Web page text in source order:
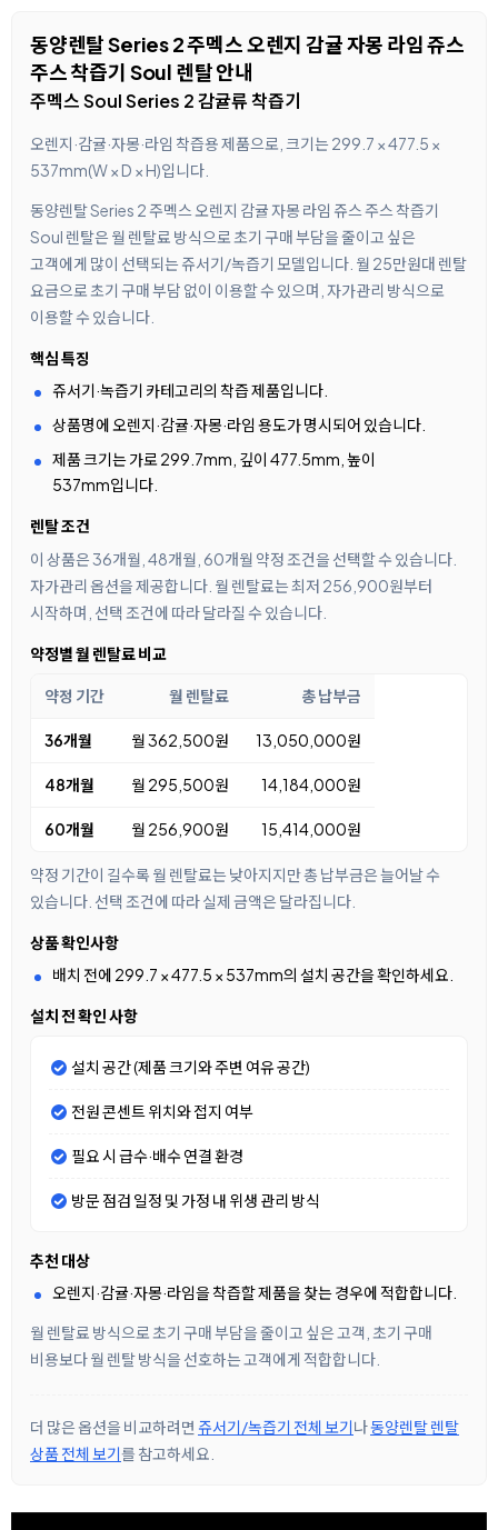
동양렌탈 Series 2 주멕스 오렌지 감귤 자몽 라임 쥬스
주스 착즙기 Soul 렌탈 안내
주멕스 Soul Series 2 감귤류 착즙기
오렌지·감귤·자몽·라임 착즙용 제품으로, 크기는 299.7 × 477.5 ×
537mm(W × D × H)입니다.
동양렌탈 Series 2 주멕스 오렌지 감귤 자몽 라임 쥬스 주스 착즙기
Soul 렌탈은 월 렌탈료 방식으로 초기 구매 부담을 줄이고 싶은
고객에게 많이 선택되는 쥬서기/녹즙기 모델입니다. 월 25만원대 렌탈
요금으로 초기 구매 부담 없이 이용할 수 있으며, 자가관리 방식으로
이용할 수 있습니다.
핵심 특징
쥬서기·녹즙기 카테고리의 착즙 제품입니다.
상품명에 오렌지·감귤·자몽·라임 용도가 명시되어 있습니다.
제품 크기는 가로 299.7mm, 깊이 477.5mm, 높이
537mm입니다.
렌탈 조건
이 상품은 36개월, 48개월, 60개월 약정 조건을 선택할 수 있습니다.
자가관리 옵션을 제공합니다. 월 렌탈료는 최저 256,900원부터
시작하며, 선택 조건에 따라 달라질 수 있습니다.
약정별 월 렌탈료 비교
약정 기간 월 렌탈료 총 납부금
36개월 월 362,500원 13,050,000원
48개월 월 295,500원 14,184,000원
60개월 월 256,900원 15,414,000원
약정 기간이 길수록 월 렌탈료는 낮아지지만 총 납부금은 늘어날 수
있습니다. 선택 조건에 따라 실제 금액은 달라집니다.
상품 확인사항
배치 전에 299.7 × 477.5 × 537mm의 설치 공간을 확인하세요.
설치 전 확인 사항
설치 공간 (제품 크기와 주변 여유 공간)
전원 콘센트 위치와 접지 여부
필요 시 급수·배수 연결 환경
방문 점검 일정 및 가정 내 위생 관리 방식
추천 대상
오렌지·감귤·자몽·라임을 착즙할 제품을 찾는 경우에 적합합니다.
월 렌탈료 방식으로 초기 구매 부담을 줄이고 싶은 고객, 초기 구매
비용보다 월 렌탈 방식을 선호하는 고객에게 적합합니다.
더 많은 옵션을 비교하려면 쥬서기/녹즙기 전체 보기나동양렌탈 렌탈
상품 전체 보기를 참고하세요.